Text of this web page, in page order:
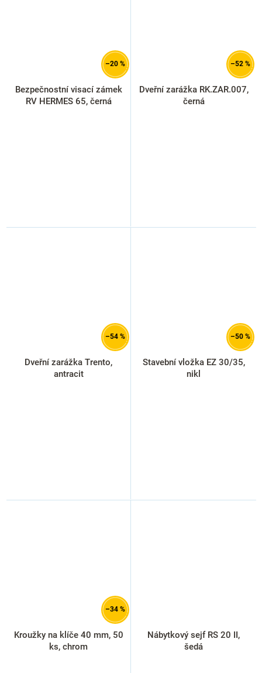
–20 %
Bezpečnostní visací zámek
RV HERMES 65, černá
–52 %
Dveřní zarážka RK.ZAR.007,
černá
–54 %
Dveřní zarážka Trento,
antracit
–50 %
Stavební vložka EZ 30/35,
nikl
–34 %
Kroužky na klíče 40 mm, 50
ks, chrom
Nábytkový sejf RS 20 II,
šedá